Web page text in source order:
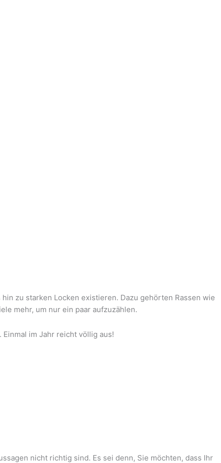
zu starken Locken existieren. Dazu gehörten Rassen wie
mehr, um nur ein paar aufzuzählen.
im Jahr reicht völlig aus!
nicht richtig sind. Es sei denn, Sie möchten, dass Ihr